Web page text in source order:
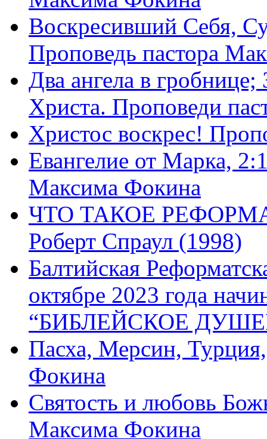
Воскресивший Себя,
Проповедь пастора
Два ангела в
Христа. Проповеди
Христос воскрес!
Евангелие от Марка,
Максима Фокина
ЧТО ТАКОЕ
Роберт Спраул (1998)
Балтийская
октябре 2023 года
“БИБЛЕЙСКОЕ
Пасха, Мерсин,
Фокина
Святость и любовь
Максима Фокина